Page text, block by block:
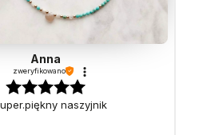
Anna
zweryfikowano
naszyjnik